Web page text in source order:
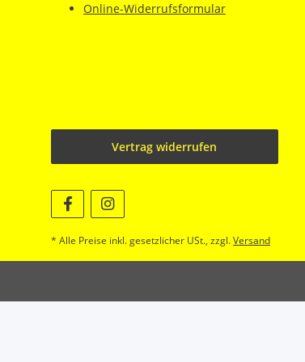
Online-Widerrufsformular
Vertrag widerrufen
* Alle Preise inkl. gesetzlicher USt., zzgl.Versand